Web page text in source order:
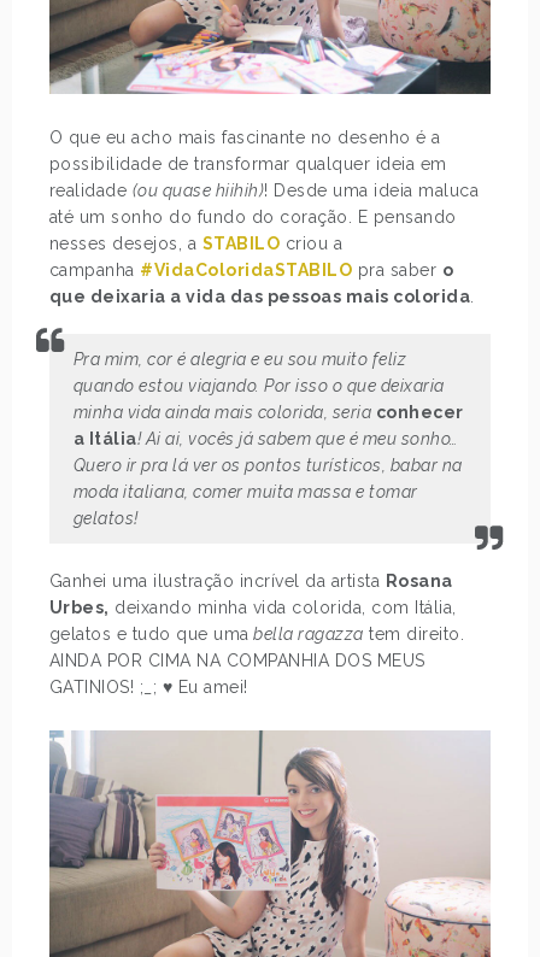
O que eu acho mais fascinante no desenho é a
possibilidade de transformar qualquer ideia em
realidade (ou quase hiihih)! Desde uma ideia maluca
até um sonho do fundo do coração. E pensando
nesses desejos, a STABILO criou a
campanha #VidaColoridaSTABILO pra saber o
que deixaria a vida das pessoas mais colorida
Pra mim, cor é alegria e eu sou muito feliz
quando estou viajando. Por isso o que deixaria
minha vida ainda mais colorida, seria conhecer
a Itália! Ai ai, vocês já sabem que é meu sonho…
Quero ir pra lá ver os pontos turísticos, babar na
moda italiana, comer muita massa e tomar
gelatos!
Ganhei uma ilustração incrível da artista Rosana
Urbes, deixando minha vida colorida, com Itália,
gelatos e tudo que uma bella ragazza tem direito.
AINDA POR CIMA NA COMPANHIA DOS MEUS
GATINIOS! ;_; ♥ Eu amei!